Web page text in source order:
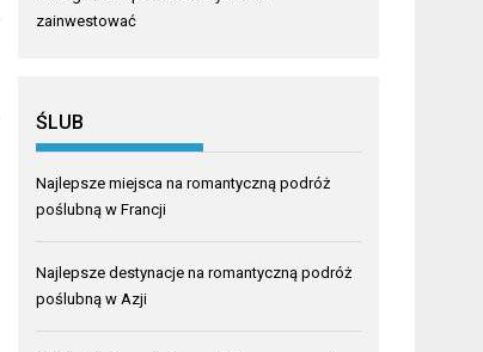
zainwestować
ŚLUB
Najlepsze miejsca na romantyczną podróż
poślubną w Francji
Najlepsze destynacje na romantyczną podróż
poślubną w Azji